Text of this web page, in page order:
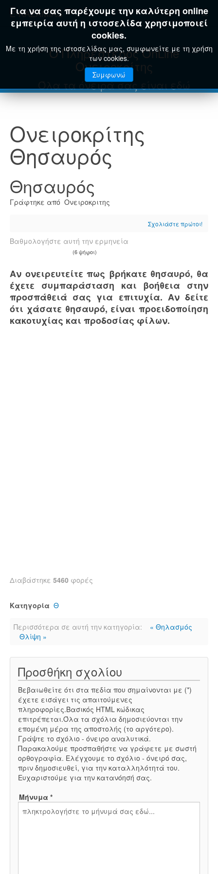
E-KAZAMIAS
Για να σας παρέχουμε την καλύτερη online
εμπειρία αυτή η ιστοσελίδα χρησιμοποιεί
cookies.
Με τη χρήση της ιστοσελίδας μας, συμφωνείτε με τη χρήση
των cookies.
Συμφωνώ
Ο Πληρέστερος OnLine
Ονειροκρίτης
Όλα τα όνειρά σας είναι εδώ
Ονειροκρίτης
Θησαυρός
Θησαυρός
Γράφτηκε από Ονειροκριτης
Σχολιάστε πρώτοι!
Βαθμολογήστε αυτή την ερμηνεία
(6 ψήφοι)
Αν ονειρευτείτε πως βρήκατε θησαυρό, θα
έχετε συμπαράσταση και βοήθεια στην
προσπάθειά σας για επιτυχία. Αν δείτε
ότι χάσατε θησαυρό, είναι προειδοποίηση
κακοτυχίας και προδοσίας φίλων.
Διαβάστηκε 5460 φορές
Κατηγορία Θ
Περισσότερα σε αυτή την κατηγορία:
« Θηλασμός
Θλίψη »
Προσθήκη σχολίου
Βεβαιωθείτε ότι στα πεδία που σημαίνονται με (*)
έχετε εισάγει τις απαιτούμενες
πληροφορίες.Βασικός HTML κώδικας
επιτρέπεται.Όλα τα σχόλια δημοσιεύονται την
επομένη μέρα της αποστολής (το αργότερο).
Γράψτε το σχόλιο - όνειρο αναλυτικά.
Παρακαλούμε προσπαθήστε να γράφετε με σωστή
ορθογραφία. Ελέγχουμε το σχόλιο - όνειρό σας,
πριν δημοσιευθεί, για την καταλληλότητά του.
Ευχαριστούμε για την κατανόησή σας.
Μήνυμα *